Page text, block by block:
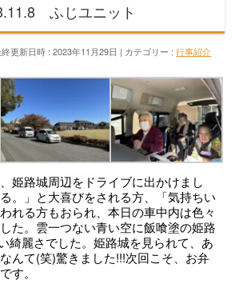
ふじユニット
更新日時 : 2023年11月29日 カテゴリー :行事紹介
姫路城周辺をドライブに出かけまし
。」と大喜びをされる方、「気持ちい
れる方もおられ、本日の車中内は色々
た。雲一つない青い空に飯喰塗の姫路
綺麗さでした。姫路城を見られて、あ
んて(笑)驚きました!!!次回こそ、お弁
す。